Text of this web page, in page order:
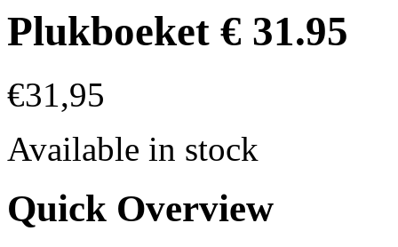
Plukboeket € 31.95
€31,95
Available in stock
Quick Overview